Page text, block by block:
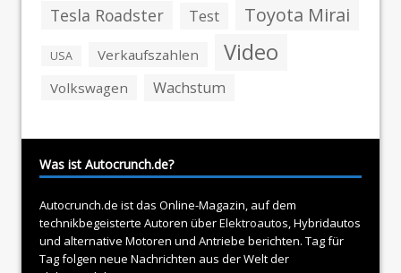
Tesla Roadster
Test Toyota Mirai
USA Verkaufszahlen Video
Volkswagen Wachstum
Was ist Autocrunch.de?
Autocrunch.de ist das Online-Magazin, auf dem
technikbegeisterte Autoren überElektroautos, Hybridautos
und alternative Motoren und Antriebe berichten. Tag für
Tag folgen neue Nachrichten aus der Welt der